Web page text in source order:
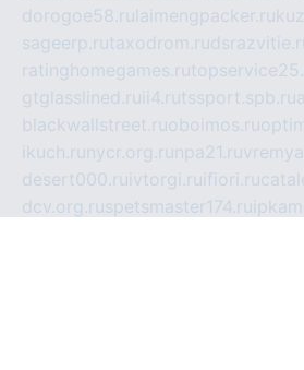
dorogoe58.ru laimengpacker.ru
sageerp.rutaxodrom.ru
ratinghomegames.ru
gtglasslined.ru ii4.rutssport.spb.ru
blackwallstreet.ruoboimos.ru
ikuch.ru nycr.org.ru npa21.ru
desert000.ru ivtorgi.ru ifiori.ru
dcv.org.ruspetsmaster174.ru